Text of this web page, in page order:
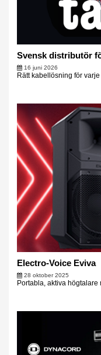
Svensk distributör
16 juni 2026
Rätt kabellösning för
Electro-Voice Eviva
28 oktober 2025
Portabla, aktiva